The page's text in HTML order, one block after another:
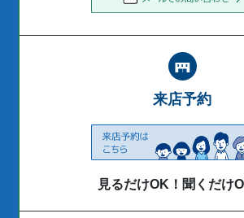
来店予約
見るだけOK！聞くだけ